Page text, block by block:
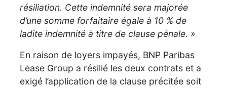
résiliation. Cette indemnité sera majorée
d’une somme forfaitaire égale à 10 % de
ladite indemnité à titre de clause pénale. »
En raison de loyers impayés, BNP Paribas
Lease Group a résilié les deux contrats et a
exigé l’application de la clause précitée soit